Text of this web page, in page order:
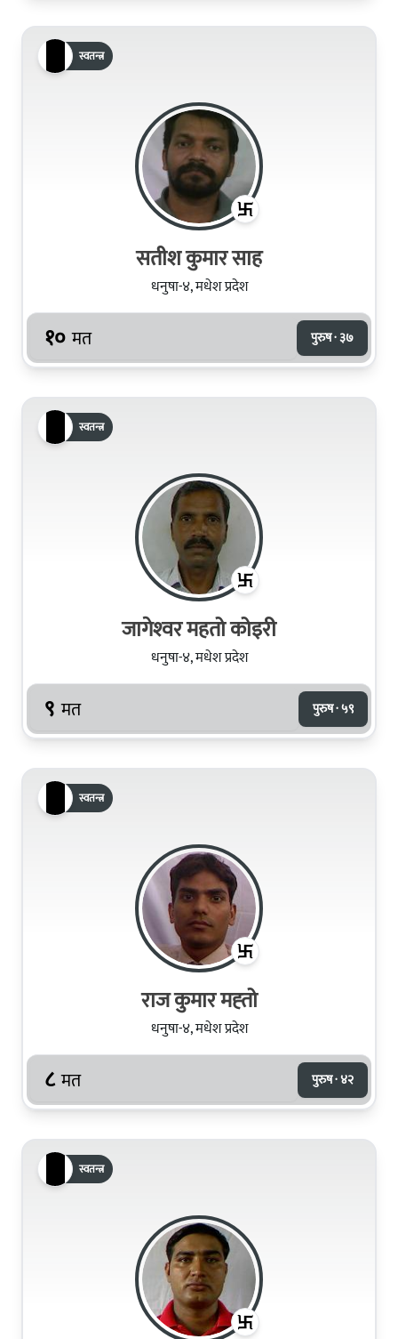
स्वतन्त्र
सतीश कुमार साह
धनुषा-४, मधेश प्रदेश
१० मत पुरुष · ३७
स्वतन्त्र
जागेश्‍वर महतो कोइरी
धनुषा-४, मधेश प्रदेश
९ मत पुरुष · ५९
स्वतन्त्र
राज कुमार मह्‍तो
धनुषा-४, मधेश प्रदेश
८ मत पुरुष · ४२
स्वतन्त्र